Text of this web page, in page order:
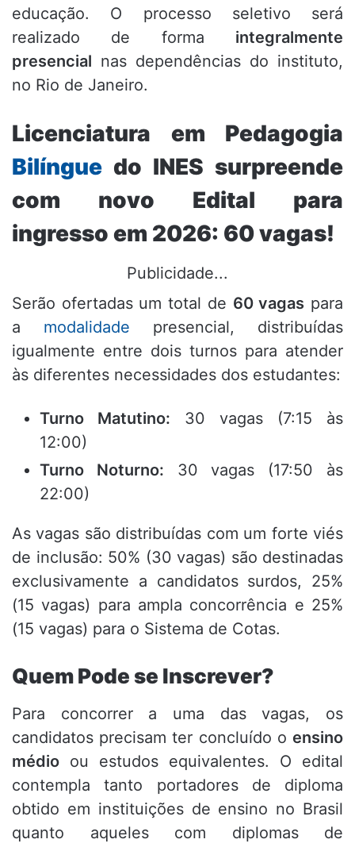
educação. O processo seletivo será
realizado de forma integralmente
presencial nas dependências do instituto,
no Rio de Janeiro.
Licenciatura em Pedagogia
Bilíngue do INES surpreende
com novo Edital para
ingresso em 2026: 60 vagas!
Publicidade...
Serão ofertadas um total de 60 vagas para
a modalidade presencial, distribuídas
igualmente entre dois turnos para atender
às diferentes necessidades dos estudantes:
Turno Matutino: 30 vagas (7:15 às
12:00)
Turno Noturno: 30 vagas (17:50 às
22:00)
As vagas são distribuídas com um forte viés
de inclusão: 50% (30 vagas) são destinadas
exclusivamente a candidatos surdos, 25%
(15 vagas) para ampla concorrência e 25%
(15 vagas) para o Sistema de Cotas.
Quem Pode se Inscrever?
Para concorrer a uma das vagas, os
candidatos precisam ter concluído o ensino
médio ou estudos equivalentes. O edital
contempla tanto portadores de diploma
obtido em instituições de ensino no Brasil
quanto aqueles com diplomas de